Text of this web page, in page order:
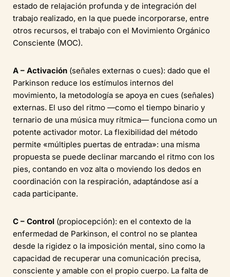
estado de relajación profunda y de integración del
trabajo realizado, en la que puede incorporarse, entre
otros recursos, el trabajo con el Movimiento Orgánico
Consciente (MOC).
A – Activación (señales externas o cues): dado que el
Parkinson reduce los estímulos internos del
movimiento, la metodología se apoya en cues (señales)
externas. El uso del ritmo —como el tiempo binario y
ternario de una música muy rítmica— funciona como un
potente activador motor. La flexibilidad del método
permite «múltiples puertas de entrada»: una misma
propuesta se puede declinar marcando el ritmo con los
pies, contando en voz alta o moviendo los dedos en
coordinación con la respiración, adaptándose así a
cada participante.
C – Control (propiocepción): en el contexto de la
enfermedad de Parkinson, el control no se plantea
desde la rigidez o la imposición mental, sino como la
capacidad de recuperar una comunicación precisa,
consciente y amable con el propio cuerpo. La falta de